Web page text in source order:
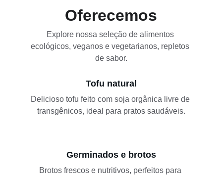
Oferecemos
Tofu natural
Delicioso tofu feito com soja orgânica livre de
transgênicos, ideal para pratos saudáveis.
Explore nossa seleção de alimentos
ecológicos, veganos e vegetarianos, repletos
de sabor.
Germinados e brotos
Brotos frescos e nutritivos, perfeitos para